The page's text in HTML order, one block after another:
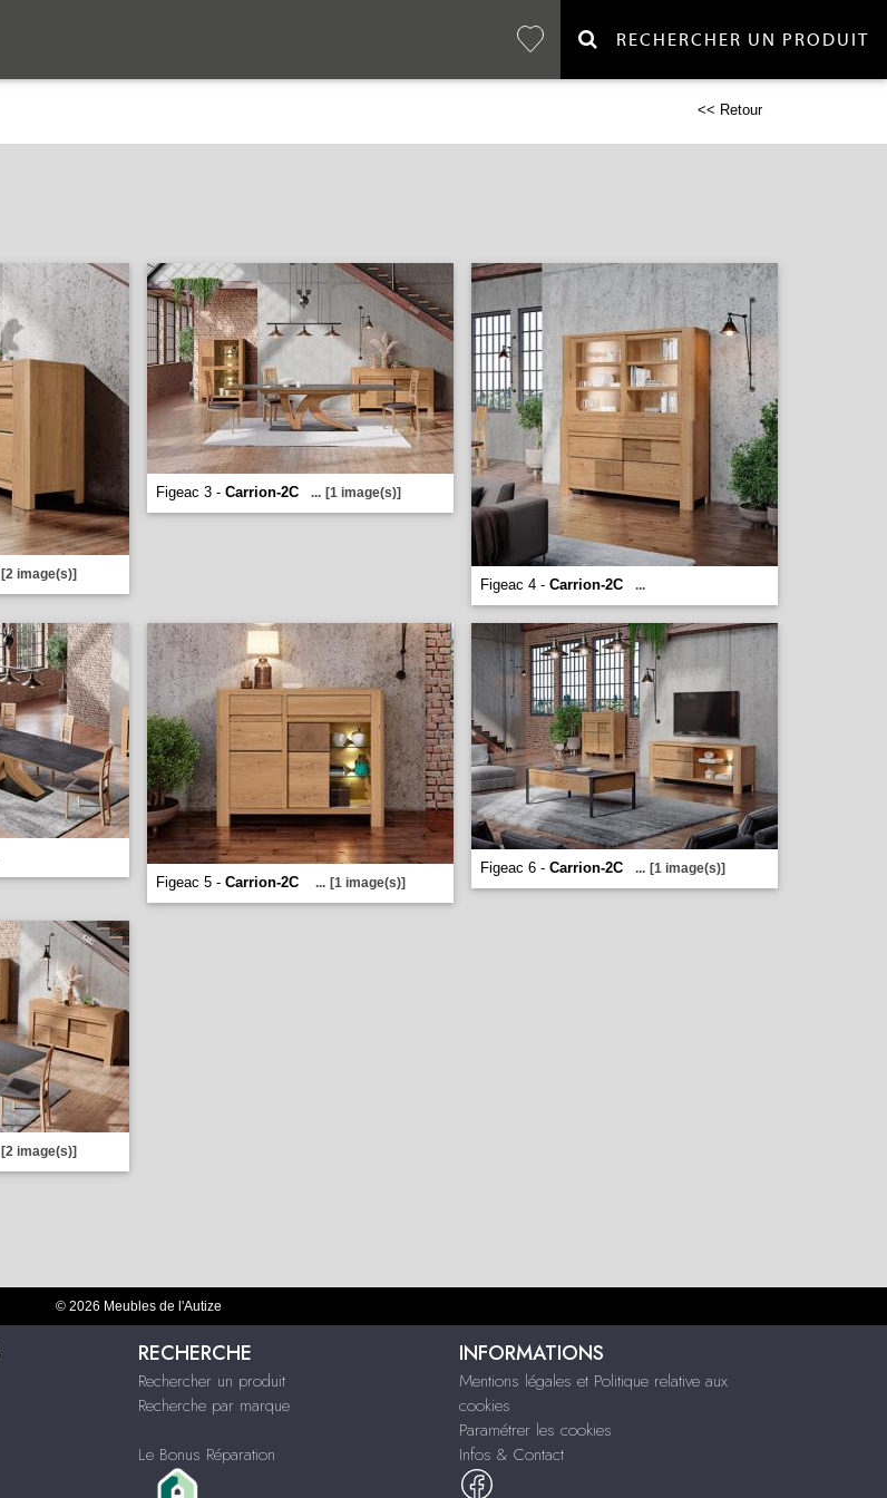
RECHERCHER UN PRODUIT
<< Retour
[2 image(s)]
Figeac 3 - Carrion-2C ... [1 image(s)]
Figeac 4 - Carrion-2C ...
Figeac 5 - Carrion-2C ... [1 image(s)]
Figeac 6 - Carrion-2C ... [1 image(s)]
[2 image(s)]
© 2026 Meubles de l'Autize
RECHERCHE
Rechercher un produit
Recherche par marque
Le Bonus Réparation
INFORMATIONS
Mentions légales et Politique relative aux
cookies
Paramétrer les cookies
Infos & Contact